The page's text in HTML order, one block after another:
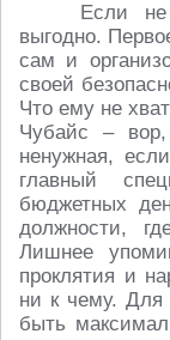
Если
выгодно.
сам и
своей
Что ему не
Чубайс –
ненужная,
главный
бюджетных
должности,
Лишнее
проклятия и
ни к чему. Для
быть